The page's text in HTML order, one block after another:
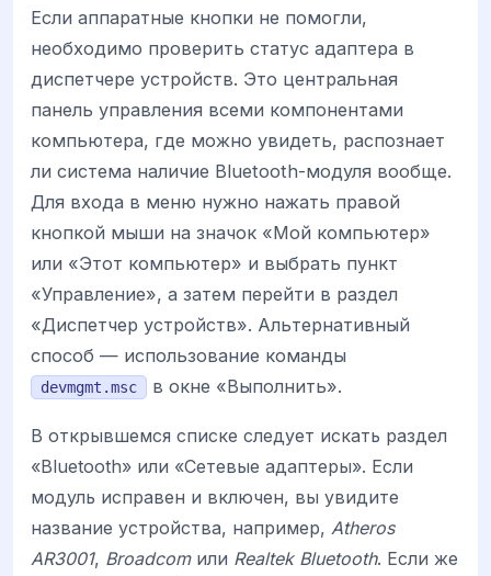
Если аппаратные кнопки не помогли,
необходимо проверить статус адаптера в
диспетчере устройств. Это центральная
панель управления всеми компонентами
компьютера, где можно увидеть, распознает
ли система наличие Bluetooth-модуля вообще.
Для входа в меню нужно нажать правой
кнопкой мыши на значок «Мой компьютер»
или «Этот компьютер» и выбрать пункт
«Управление», а затем перейти в раздел
«Диспетчер устройств». Альтернативный
способ — использование команды
devmgmt.msc в окне «Выполнить».
В открывшемся списке следует искать раздел
«Bluetooth» или «Сетевые адаптеры». Если
модуль исправен и включен, вы увидите
название устройства, например, Atheros
AR3001, Broadcomили Realtek Bluetooth. Если же